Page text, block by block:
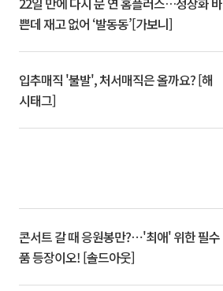
쁜데 재고 없어 ‘발동동’[가보니]
입추매직 '불발', 처서매직은 올까요? [해
시태그]
콘서트 갈 때 응원봉만?⋯'최애' 위한 필수
품 등장이오! [솔드아웃]